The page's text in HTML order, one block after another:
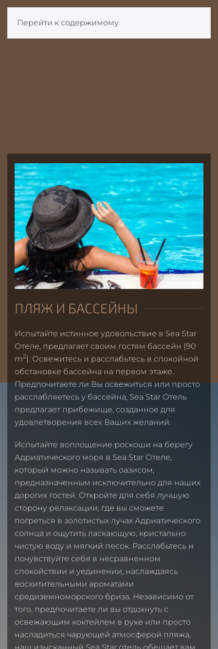
Перейти к содержимому
ПЛЯЖ И БАССЕЙНЫ
Испытайте истинное удовольствие в Sea Star
Отеле, предлагает своим гостям бассейн (90
m2). Освежитесь и расслабьтесь в спокойной
обстановке бассейна на первом этаже.
Предпочитаете ли Вы освежиться или просто
расслабляетесь у бассейна, Sea Star Отель
предлагает прибежище, созданное для
удовлетворения всех Ваших желаний.
Испытайте воплощение роскоши на берегу
Адриатического моря в Sea Star Отеле,
который можно называть оазисом,
предназначенным исключительно для наших
дорогих гостей. Откройте для себя лучшую
сторону релаксации, где вы сможете
погреться в золотистых лучах Адриатического
солнца и ощутить ласкающую, кристально
чистую воду и мягкий песок. Расслабьтесь и
почувствуйте себя в несравненном
спокойствии и уединении, наслаждаясь
восхитительными ароматами
средиземноморского бриза. Независимо от
того, предпочитаете ли вы отдохнуть с
освежающим коктейлем в руке или просто
насладиться чарующей атмосферой пляжа,